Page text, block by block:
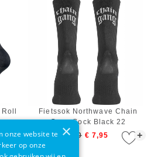
+ +
Fietssok Northwave Chain
Gang Sock Black 22
€ 16,00 € 7,95
×
onze website te
op onze